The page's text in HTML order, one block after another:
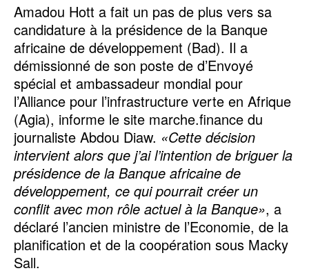
Amadou Hott a fait un pas de plus vers sa
candidature à la présidence de la Banque
africaine de développement (Bad). Il a
démissionné de son poste de d’Envoyé
spécial et ambassadeur mondial pour
l’Alliance pour l’infrastructure verte en Afrique
(Agia), informe le site marche.finance du
journaliste Abdou Diaw. «Cette décision
intervient alors que j’ai l’intention de briguer la
présidence de la Banque africaine de
développement, ce qui pourrait créer un
conflit avec mon rôle actuel à la Banque», a
déclaré l’ancien ministre de l’Economie, de la
planification et de la coopération sous Macky
Sall.